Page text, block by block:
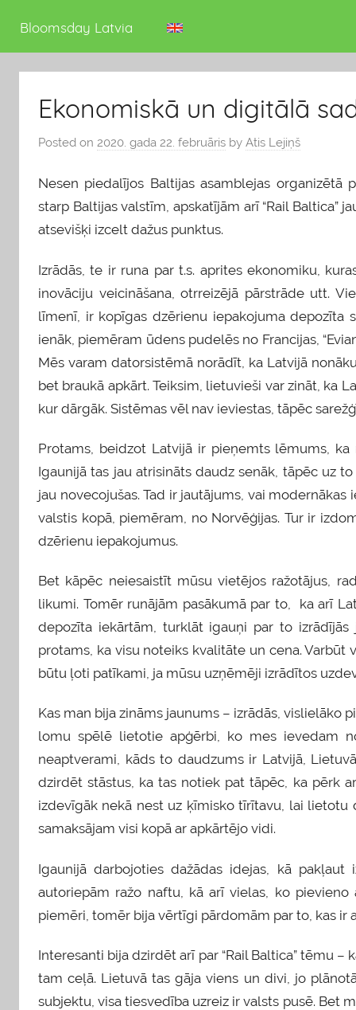
Bloomsday Latvia
Ekonomiskā un digitālā
Posted on 2020. gada 22. februāris by Atis Lejiņš
Nesen piedalījos Baltijas asamblejas organizētā
starp Baltijas valstīm, apskatījām arī “Rail Baltica”
atsevišķi izcelt dažus punktus.
Izrādās, te ir runa par t.s. aprites ekonomiku,
inovāciju veicināšana, otrreizējā pārstrāde utt.
līmenī, ir kopīgas dzērienu iepakojuma depozīta
ienāk, piemēram ūdens pudelēs no Francijas,
Mēs varam datorsistēmā norādīt, ka Latvijā
bet braukā apkārt. Teiksim, lietuvieši var zināt, ka
kur dārgāk. Sistēmas vēl nav ieviestas, tāpēc
Protams, beidzot Latvijā ir pieņemts lēmums,
Igaunijā tas jau atrisināts daudz senāk, tāpēc uz
jau novecojušas. Tad ir jautājums, vai
valstis kopā, piemēram, no Norvēģijas. Tur ir
dzērienu iepakojumus.
Bet kāpēc neiesaistīt mūsu vietējos ražotājus,
likumi. Tomēr runājām pasākumā par to, ka arī
depozīta iekārtām, turklāt igauņi par to
protams, ka visu noteiks kvalitāte un cena.
būtu ļoti patīkami, ja mūsu uzņēmēji izrādītos
Kas man bija zināms jaunums – izrādās,
lomu spēlē lietotie apģērbi, ko mes ievedam
neaptverami, kāds to daudzums ir Latvijā,
dzirdēt stāstus, ka tas notiek pat tāpēc, ka pērk
izdevīgāk nekā nest uz ķīmisko tīrītavu, lai lietotu
samaksājam visi kopā ar apkārtējo vidi.
Igaunijā darbojoties dažādas idejas, kā
autoriepām ražo naftu, kā arī vielas, ko
piemēri, tomēr bija vērtīgi pārdomām par to, kas ir
Interesanti bija dzirdēt arī par “Rail Baltica” tēmu
tam ceļā. Lietuvā tas gāja viens un divi, jo
subjektu, visa tiesvedība uzreiz ir valsts pusē. Bet